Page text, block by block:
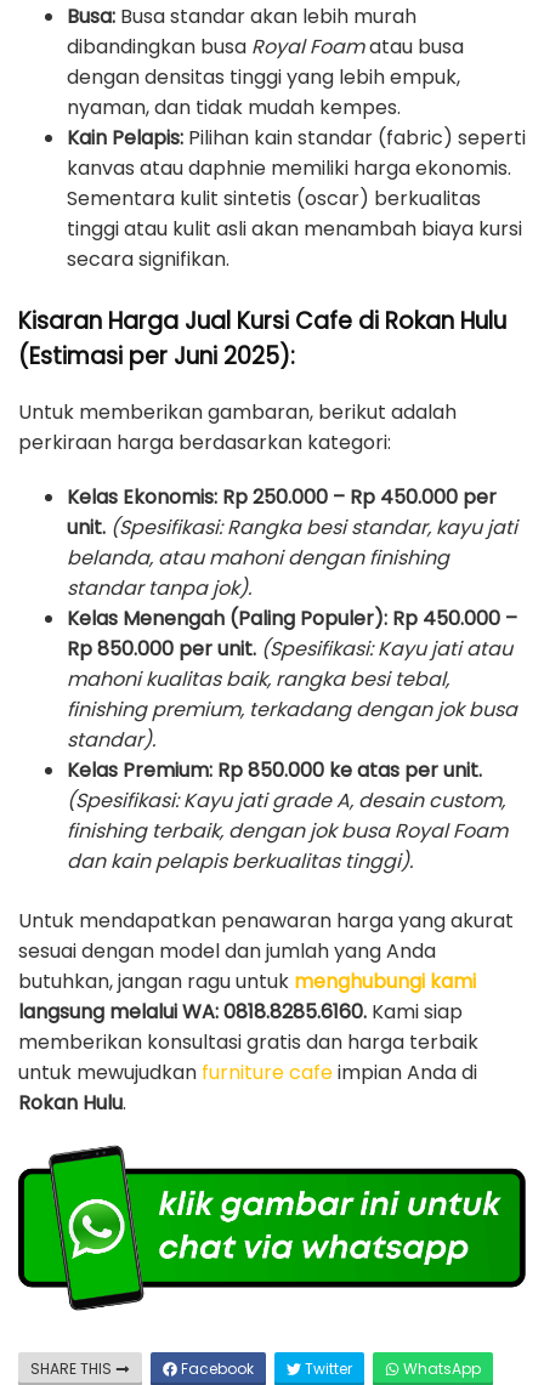
Busa: Busa standar akan lebih murah
dibandingkan busa Royal Foamatau busa
dengan densitas tinggi yang lebih empuk,
nyaman, dan tidak mudah kempes.
Kain Pelapis: Pilihan kain standar (fabric) seperti
kanvas atau daphnie memiliki harga ekonomis.
Sementara kulit sintetis (oscar) berkualitas
tinggi atau kulit asli akan menambah biaya kursi
secara signifikan.
Kisaran Harga Jual Kursi Cafe di Rokan Hulu
(Estimasi per Juni 2025):
Untuk memberikan gambaran, berikut adalah
perkiraan harga berdasarkan kategori:
Kelas Ekonomis: Rp 250.000 – Rp 450.000 per
unit. (Spesifikasi: Rangka besi standar, kayu jati
belanda, atau mahoni dengan finishing
standar tanpa jok).
Kelas Menengah (Paling Populer): Rp 450.000 –
Rp 850.000 per unit. (Spesifikasi: Kayu jati atau
mahoni kualitas baik, rangka besi tebal,
finishing premium, terkadang dengan jok busa
standar).
Kelas Premium: Rp 850.000 ke atas per unit.
(Spesifikasi: Kayu jati grade A, desain custom,
finishing terbaik, dengan jok busa Royal Foam
dan kain pelapis berkualitas tinggi).
Untuk mendapatkan penawaran harga yang akurat
sesuai dengan model dan jumlah yang Anda
butuhkan, jangan ragu untuk menghubungi kami
langsung melalui WA: 0818.8285.6160. Kami siap
memberikan konsultasi gratis dan harga terbaik
untuk mewujudkan furniture cafeimpian Anda di
Rokan Hulu.
SHARE THIS Facebook Twitter WhatsApp